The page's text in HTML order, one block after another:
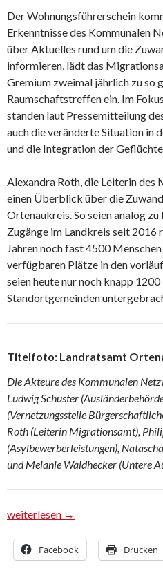
Der Wohnungsführerschein
Erkenntnisse des Kommunalen
über Aktuelles rund um die
informieren, lädt das
Gremium zweimal jährlich zu so
Raumschaftstreffen ein. Im
standen laut Pressemitteilung
auch die veränderte Situation in
und die Integration der
Alexandra Roth, die Leiterin
einen Überblick über die
Ortenaukreis. So seien analog zu
Zugänge im Landkreis seit
Jahren noch fast 4500
verfügbaren Plätze in den
seien heute nur noch knapp
Standortgemeinden
Titelfoto: Landratsamt
Die Akteure des Kommunalen
Ludwig Schuster
(Vernetzungsstelle
Roth (Leiterin Migrationsamt),
(Asylbewerberleistungen),
und Melanie Waldhecker (Untere
Wohnungsführerschein kommt
weiterlesen →
Facebook Drucken